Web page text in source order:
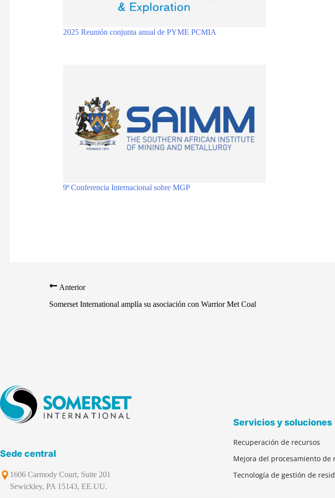
2025 Reunión conjunta anual de PYME PCMIA
9ª Conferencia Internacional sobre MGP
Anterior
Somerset International amplía su asociación con Warrior Met Coal
Sede central
1606 Carmody Court, Suite 201
Sewickley, PA 15143, EE.UU.
Servicios y soluciones
Recuperación de recursos
Mejora del procesamiento de
Tecnología de gestión de